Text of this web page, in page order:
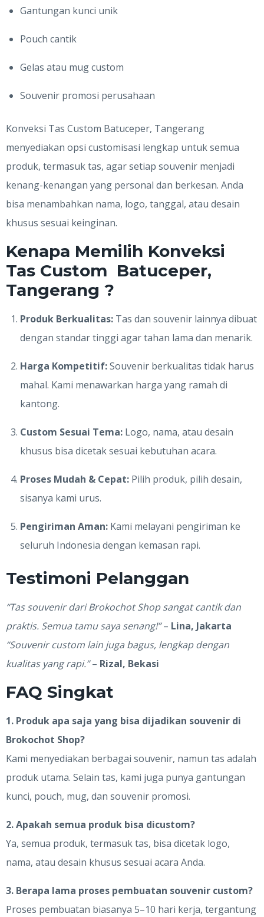
Gantungan kunci unik
Pouch cantik
Gelas atau mug custom
Souvenir promosi perusahaan
Konveksi Tas Custom Batuceper, Tangerang
menyediakan opsi customisasi lengkap untuk semua
produk, termasuk tas, agar setiap souvenir menjadi
kenang-kenangan yang personal dan berkesan. Anda
bisa menambahkan nama, logo, tanggal, atau desain
khusus sesuai keinginan.
Kenapa Memilih Konveksi
Tas Custom Batuceper,
Tangerang ?
Produk Berkualitas: Tas dan souvenir lainnya dibuat
dengan standar tinggi agar tahan lama dan menarik.
Harga Kompetitif:Souvenir berkualitas tidak harus
mahal. Kami menawarkan harga yang ramah di
kantong.
Custom Sesuai Tema: Logo, nama, atau desain
khusus bisa dicetak sesuai kebutuhan acara.
Proses Mudah & Cepat: Pilih produk, pilih desain,
sisanya kami urus.
Pengiriman Aman: Kami melayani pengiriman ke
seluruh Indonesia dengan kemasan rapi.
Testimoni Pelanggan
“Tas souvenir dari Brokochot Shop sangat cantik dan
praktis. Semua tamu saya senang!”– Lina, Jakarta
“Souvenir custom lain juga bagus, lengkap dengan
kualitas yang rapi.”– Rizal, Bekasi
FAQ Singkat
1. Produk apa saja yang bisa dijadikan souvenir di
Brokochot Shop?
Kami menyediakan berbagai souvenir, namun tas adalah
produk utama. Selain tas, kami juga punya gantungan
kunci, pouch, mug, dan souvenir promosi.
2. Apakah semua produk bisa dicustom?
Ya, semua produk, termasuk tas, bisa dicetak logo,
nama, atau desain khusus sesuai acara Anda.
3. Berapa lama proses pembuatan souvenir custom?
Proses pembuatan biasanya 5–10 hari kerja, tergantung